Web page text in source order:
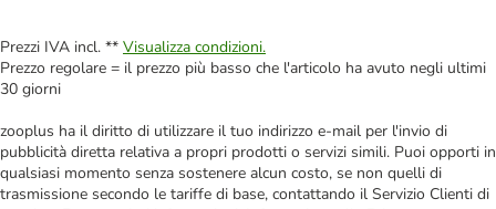
Prezzi IVA incl. ** Visualizza condizioni.
Prezzo regolare = il prezzo più basso che l'articolo ha avuto negli ultimi
30 giorni
zooplus ha il diritto di utilizzare il tuo indirizzo e-mail per l'invio di
pubblicità diretta relativa a propri prodotti o servizi simili. Puoi opporti in
qualsiasi momento senza sostenere alcun costo, se non quelli di
trasmissione secondo le tariffe di base, contattando il Servizio Clienti di